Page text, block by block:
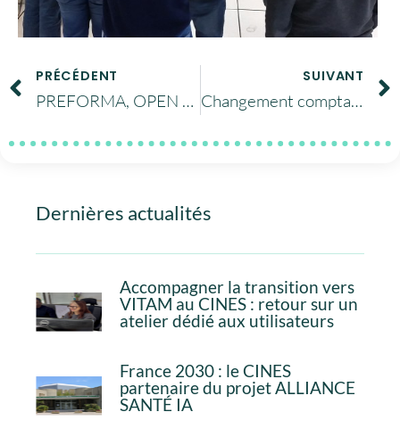
PRÉCÉDENT
PREFORMA, OPEN SOURCE PRESERVATION WORKSHOP on Thursday 7th April 2016, STOCKHOLM
SUIVANT
Changement comptable sur Occigen
Dernières actualités
Accompagner la transition vers
VITAM au CINES : retour sur un
atelier dédié aux utilisateurs
France 2030 : le CINES
partenaire du projet ALLIANCE
SANTÉ IA